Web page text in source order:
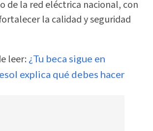
de la red eléctrica nacional, con
la calidad y seguridad
leer: ¿Tu beca sigue en
explica qué debes hacer